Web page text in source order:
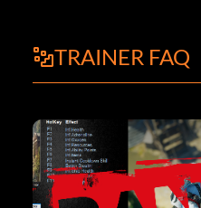
TRAINER FAQ